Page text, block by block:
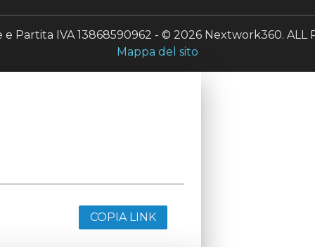
Partita IVA 13868590962 - © 2026 Nextwork360. ALL
Mappa del sito
COPIA LINK